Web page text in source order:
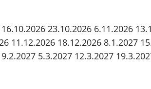
16.10.2026 23.10.2026 6.11.2026
11.12.2026 18.12.2026 8.1.2027
5.3.2027 12.3.2027